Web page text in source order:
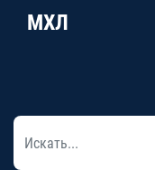
МХЛ